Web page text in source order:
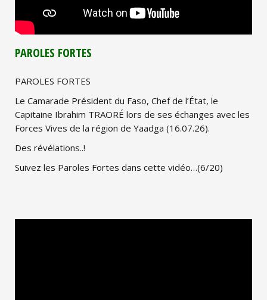
PAROLES FORTES
PAROLES FORTES
Le Camarade Président du Faso, Chef de l’État, le
Capitaine Ibrahim TRAORÉ lors de ses échanges avec les
Forces Vives de la région de Yaadga (16.07.26).
Des révélations..!
Suivez les Paroles Fortes dans cette vidéo…(6/20)